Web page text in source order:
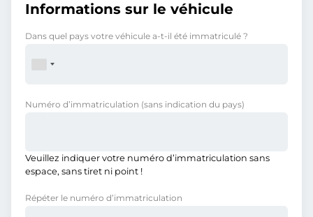
Informations sur le véhicule
Dans quel pays votre véhicule a-t-il été immatriculé ?
Numéro d’immatriculation (sans indication du pays)
Veuillez indiquer votre numéro d’immatriculation sans
espace, sans tiret ni point !
Répéter le numéro d’immatriculation